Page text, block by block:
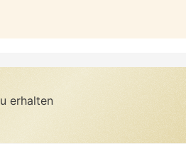
erhalten